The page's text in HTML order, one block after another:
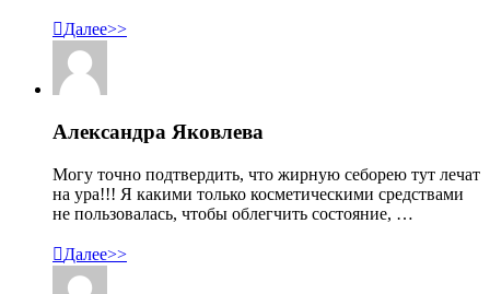
Далее>>
Александра Яковлева
Могу точно подтвердить, что жирную себорею тут лечат
на ура!!! Я какими только косметическими средствами
не пользовалась, чтобы облегчить состояние, …
Далее>>